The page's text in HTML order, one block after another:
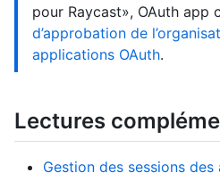
pour Raycast», OAuth app
d’approbation de
applications OAuth.
Lectures
Gestion des sessions des